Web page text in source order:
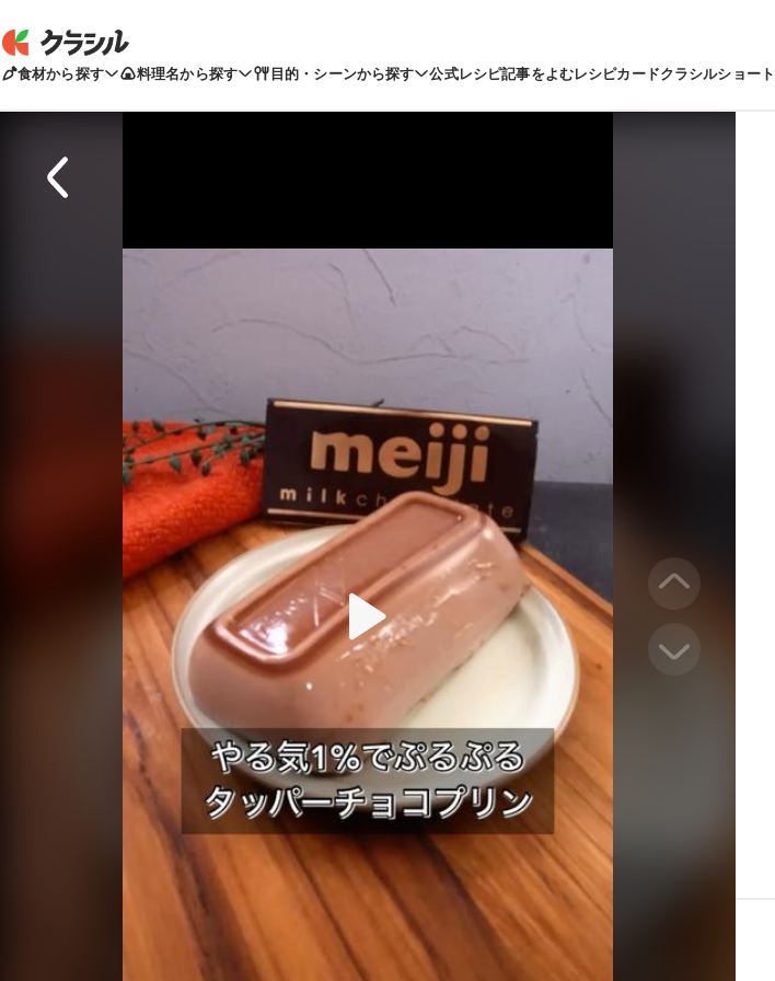
食材から探す 料理名から探す 目的・シーンから探す 公式レシピ記事をよむレシピカードクラシルショート